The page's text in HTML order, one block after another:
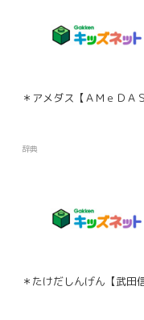
＊アメダス【ＡＭｅＤＡＳ
辞典
＊たけだしんげん【武田